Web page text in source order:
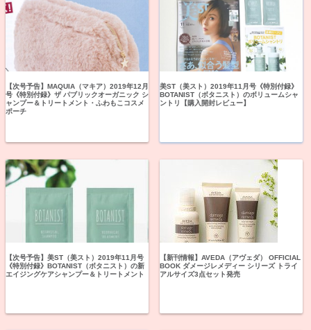
【次号予告】MAQUIA（マキア）2019年12月
号《特別付録》ザ パブリックオーガニック シ
ャンプー＆トリートメント・ふわもこコスメ
ポーチ
美ST（美スト）2019年11月号《特別付録》
BOTANIST（ボタニスト）のボリュームシャ
ントリ【購入開封レビュー】
【次号予告】美ST（美スト）2019年11月号
《特別付録》BOTANIST（ボタニスト）の新
エイジングケアシャンプー＆トリートメント
【新刊情報】AVEDA（アヴェダ） OFFICIAL
BOOK ダメージレメディー シリーズ トライ
アルサイズ3点セット発売